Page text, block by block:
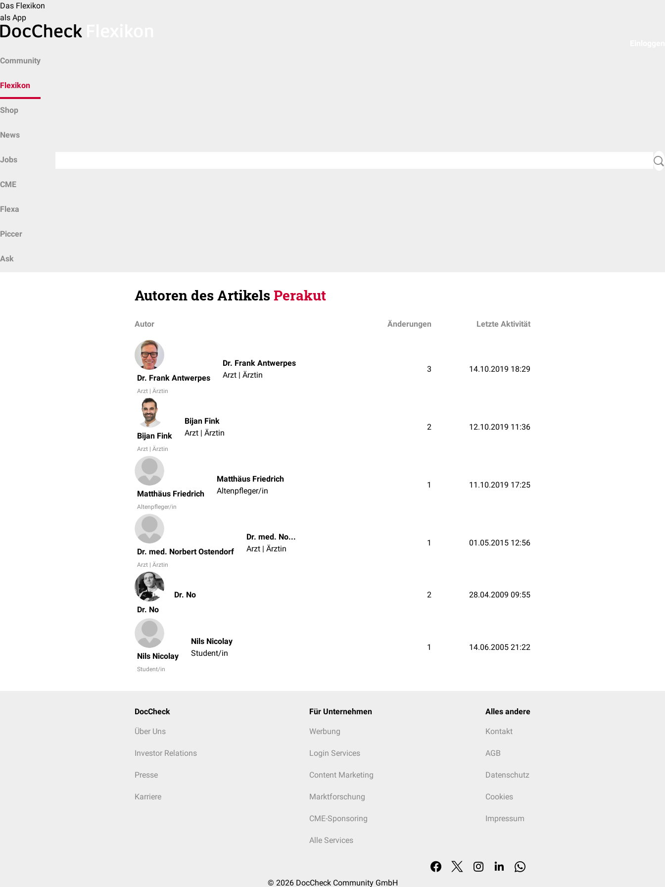
Das Flexikon
als App
Community
Flexikon
Shop
News
Jobs
CME
Flexa
Piccer
Ask
Autoren des ArtikelsPerakut
Autor Änderungen Letzte Aktivität
Dr. Frank Antwerpes
Arzt | Ärztin
Dr. Frank Antwerpes
Arzt | Ärztin
3 14.10.2019 18:29
Bijan Fink
Arzt | Ärztin
Bijan Fink
Arzt | Ärztin
2 12.10.2019 11:36
Matthäus Friedrich
Altenpfleger/in
Matthäus Friedrich
Altenpfleger/in
1 11.10.2019 17:25
Dr. med. Norbert Ostendorf
Arzt | Ärztin
Dr. med. Norbert Ostendorf
Arzt | Ärztin
1 01.05.2015 12:56
Dr. No
Dr. No 2 28.04.2009 09:55
Nils Nicolay
Student/in
Nils Nicolay
Student/in
1 14.06.2005 21:22
DocCheck
Über Uns
Investor Relations
Presse
Karriere
Für Unternehmen
Werbung
Login Services
Content Marketing
Marktforschung
CME-Sponsoring
Alle Services
Alles andere
Kontakt
AGB
Datenschutz
Cookies
Impressum
© 2026 DocCheck Community GmbH